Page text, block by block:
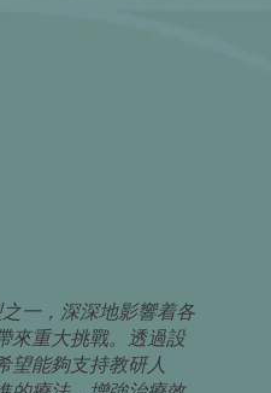
一，深深地影響着各
來重大挑戰。透過設
望能夠支持教研人